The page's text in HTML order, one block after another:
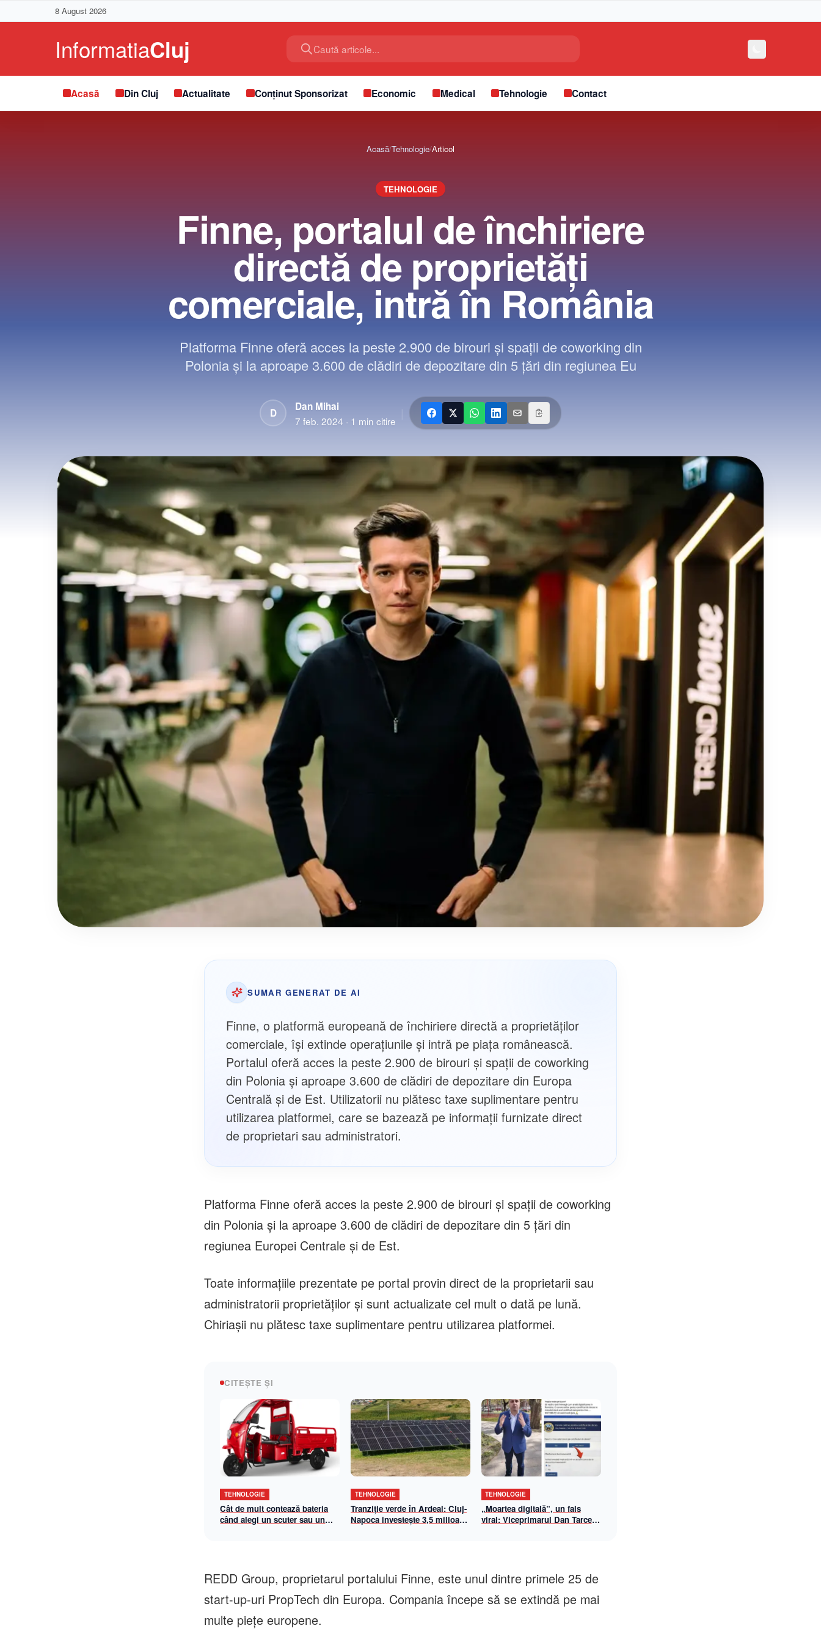
8 August 2026
Caută articole...
Acasă Din Cluj Actualitate Conținut Sponsorizat Economic Medical Tehnologie Contact
Acasă/Tehnologie/Articol
TEHNOLOGIE
Finne, portalul de închiriere
directă de proprietăți
comerciale, intră în România
Platforma Finne oferă acces la peste 2.900 de birouri și spații de coworking din
Polonia și la aproape 3.600 de clădiri de depozitare din 5 țări din regiunea Eu
D
Dan Mihai
7 feb. 2024 · 1 min citire
|
SUMAR GENERAT DE AI
Finne, o platformă europeană de închiriere directă a proprietăților
comerciale, își extinde operațiunile și intră pe piața românească.
Portalul oferă acces la peste 2.900 de birouri și spații de coworking
din Polonia și aproape 3.600 de clădiri de depozitare din Europa
Centrală și de Est. Utilizatorii nu plătesc taxe suplimentare pentru
utilizarea platformei, care se bazează pe informații furnizate direct
de proprietari sau administratori.
Platforma Finne oferă acces la peste 2.900 de birouri și spații de coworking
din Polonia și la aproape 3.600 de clădiri de depozitare din 5 țări din
regiunea Europei Centrale și de Est.
Toate informațiile prezentate pe portal provin direct de la proprietarii sau
administratorii proprietăților și sunt actualizate cel mult o dată pe lună.
Chiriașii nu plătesc taxe suplimentare pentru utilizarea platformei.
CITEȘTE ȘI
TEHNOLOGIE
Cât de mult contează bateria
când alegi un scuter sau un
TEHNOLOGIE
Tranziție verde în Ardeal: Cluj-
Napoca investește 3,5 milioane
TEHNOLOGIE
„Moartea digitală”, un fals
viral: Viceprimarul Dan Tarcea
REDD Group, proprietarul portalului Finne, este unul dintre primele 25 de
start-up-uri PropTech din Europa. Compania începe să se extindă pe mai
multe piețe europene.